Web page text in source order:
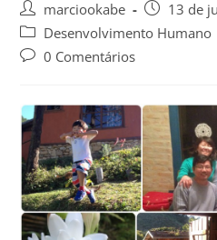
marciookabe
13 de
Desenvolvimento Humano
0 Comentários